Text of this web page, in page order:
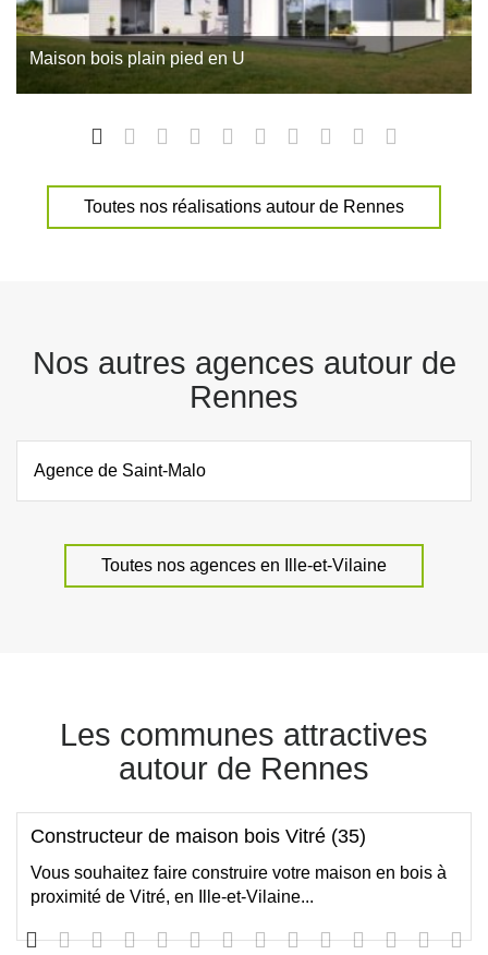
Maison bois plain pied en U
découvrir cette maison plain-pied en ossature bois réalisée
Toutes nos réalisations autour de Rennes
Nos autres agences autour de
Rennes
Agence de Saint-Malo
Toutes nos agences en Ille-et-Vilaine
Les communes attractives
autour de Rennes
Constructeur de maison bois Vitré (35)
Vous souhaitez faire construire votre maison en bois à
proximité de Vitré, en Ille-et-Vilaine...